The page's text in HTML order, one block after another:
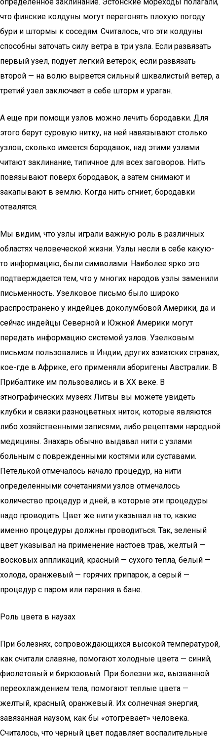
что финские колдуны могут перегонять плохую погоду
бури и штормы к соседям. Считалось, что эти колдуны
способны заточать силу ветра в три узла. Если развязать
первый узел, подует легкий ветерок, если развязать
второй — на волю вырвется сильный шквалистый ветер, а
третий узел заключает в себе шторм и ураган.
А еще при помощи узлов можно лечить бородавки. Для
этого берут суровую нитку, на ней навязывают столько
узлов, сколько имеется бородавок, над этими узлами
читают заклинание, типичное для всех заговоров. Нить
повязывают поверх бородавок, а затем снимают и
закапывают в землю. Когда нить сгниет, бородавки
отвалятся.
Мы видим, что узлы играли важную роль в различных
областях человеческой жизни. Узлы несли в себе какую-
то информацию, были символами. Наиболее ярко это
подтверждается тем, что у многих народов узлы заменили
письменность. Узелковое письмо было широко
распространено у индейцев доколумбовой Америки, да и
сейчас индейцы Северной и Южной Америки могут
передать информацию системой узлов. Узелковым
письмом пользовались в Индии, других азиатских странах,
кое-где в Африке, его применяли аборигены Австралии. В
Прибалтике им пользовались и в XX веке. В
этнографических музеях Литвы вы можете увидеть
клубки и связки разноцветных ниток, которые являются
либо хозяйственными записями, либо рецептами народной
медицины. Знахарь обычно выдавал нити с узлами
больным с поврежденными костями или суставами.
Петелькой отмечалось начало процедур, на нити
определенными сочетаниями узлов отмечалось
количество процедур и дней, в которые эти процедуры
надо проводить. Цвет же нити указывал на то, какие
именно процедуры должны проводиться. Так, зеленый
цвет указывал на применение настоев трав, желтый —
восковых аппликаций, красный — сухого тепла, белый —
холода, оранжевый — горячих припарок, а серый —
процедур с паром или парения в бане.
Роль цвета в наузах
При болезнях, сопровождающихся высокой температурой,
как считали славяне, помогают холодные цвета — синий,
фиолетовый и бирюзовый. При болезни же, вызванной
переохлаждением тела, помогают теплые цвета —
желтый, красный, оранжевый. Их солнечная энергия,
завязанная наузом, как бы «отогревает» человека.
Считалось, что черный цвет подавляет воспалительные